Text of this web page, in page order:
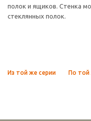
полок и ящиков. Стенка
стеклянных полок.
Из той же серии По той